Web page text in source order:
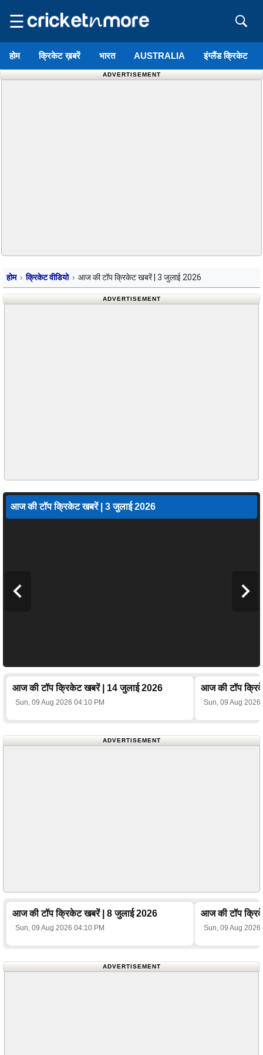
☰
होम क्रिकेट ख़बरें भारत AUSTRALIA इंग्लैंड क्रिकेट
ADVERTISEMENT
होम क्रिकेट वीडियो आज की टॉप क्रिकेट खबरें | 3 जुलाई 2026
ADVERTISEMENT
आज की टॉप क्रिकेट खबरें | 3 जुलाई 2026
आज की टॉप क्रिकेट खबरें | 14 जुलाई 2026
Sun, 09 Aug 2026 04:10 PM
आज की टॉप
Sun, 09 Aug 2026
ADVERTISEMENT
आज की टॉप क्रिकेट खबरें | 8 जुलाई 2026
Sun, 09 Aug 2026 04:10 PM
आज की टॉप
Sun, 09 Aug 2026
ADVERTISEMENT